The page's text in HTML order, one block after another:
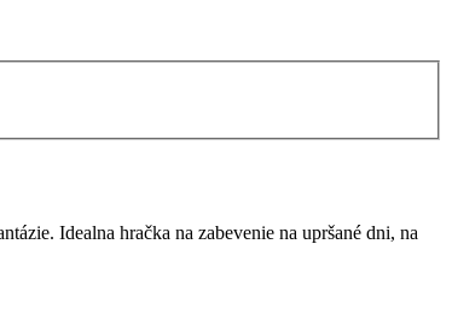
Idealna hračka na zabevenie na upršané dni, na